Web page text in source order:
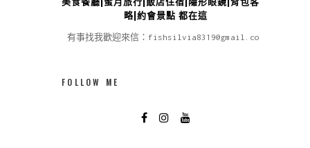
略|約會景點 都在這
有事找我歡迎來信：fishsilvia8319@gmail.com
FOLLOW ME